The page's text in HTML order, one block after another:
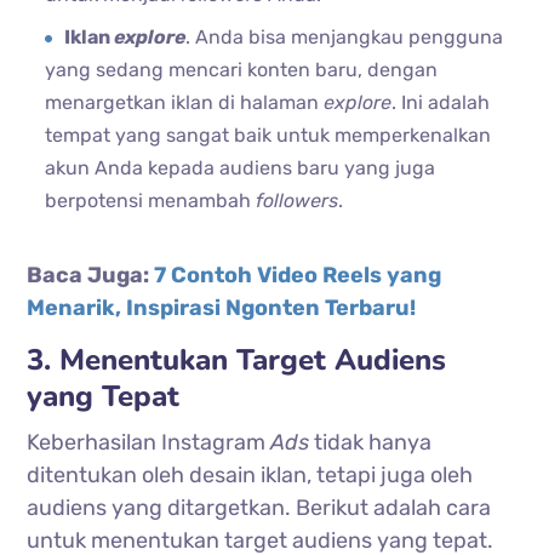
Iklanexplore. Anda bisa menjangkau pengguna
yang sedang mencari konten baru, dengan
menargetkan iklan di halamanexplore. Ini adalah
tempat yang sangat baik untuk memperkenalkan
akun Anda kepada audiens baru yang juga
berpotensi menambah followers.
Baca Juga:7 Contoh Video Reels yang
Menarik, Inspirasi Ngonten Terbaru!
3. Menentukan Target Audiens
yang Tepat
Keberhasilan InstagramAdstidak hanya
ditentukan oleh desain iklan, tetapi juga oleh
audiens yang ditargetkan. Berikut adalah cara
untuk menentukan target audiens yang tepat.